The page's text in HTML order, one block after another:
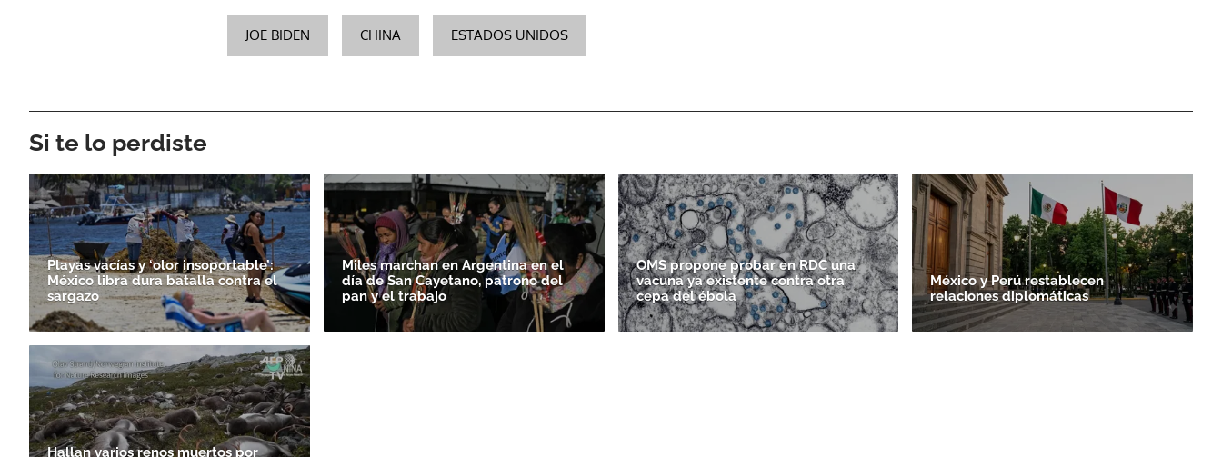
JOE BIDEN CHINA ESTADOS UNIDOS
Si te lo perdiste
Playas vacías y ‘olor insoportable’:
México libra dura batalla contra el
sargazo
Miles marchan en Argentina en el
día de San Cayetano, patrono del
pan y el trabajo
OMS propone probar en RDC una
vacuna ya existente contra otra
cepa del ébola
México y Perú restablecen
relaciones diplomáticas
Hallan varios renos muertos por